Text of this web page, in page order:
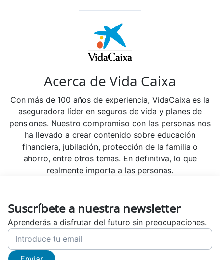
Acerca de Vida Caixa
Con más de 100 años de experiencia, VidaCaixa es la
aseguradora líder en seguros de vida y planes de
pensiones. Nuestro compromiso con las personas nos
ha llevado a crear contenido sobre educación
financiera, jubilación, protección de la familia o
ahorro, entre otros temas. En definitiva, lo que
realmente importa a las personas.
Suscríbete a nuestra newsletter
Aprenderás a disfrutar del futuro sin preocupaciones.